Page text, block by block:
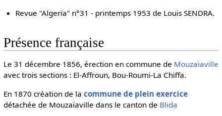
Revue "Algeria" n°31 - printemps 1953 de Louis SENDRA.
Présence française
Le 31 décembre 1856, érection en commune de Mouzaïaville
avec trois sections : El-Affroun, Bou-Roumi-La Chiffa.
En 1870 création de la commune de plein exercice
détachée de Mouzaïaville dans le canton de Blida